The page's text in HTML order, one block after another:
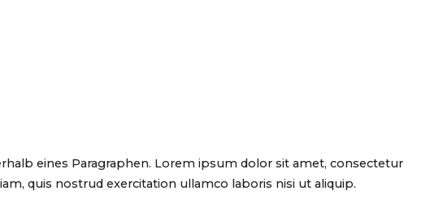
eines Paragraphen. Lorem ipsum dolor sit amet, consectetur
quis nostrud exercitation ullamco laboris nisi ut aliquip.